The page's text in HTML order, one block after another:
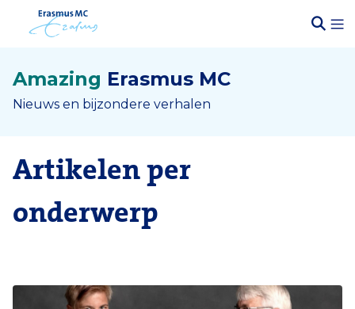
Amazing Erasmus MC
Nieuws en bijzondere verhalen
Artikelen per
onderwerp